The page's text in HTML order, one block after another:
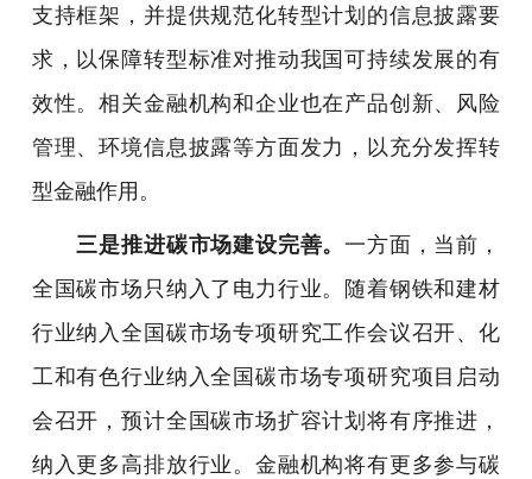
支持框架，并提供规范化转型计划的信息披露要
求，以保障转型标准对推动我国可持续发展的有
效性。相关金融机构和企业也在产品创新、风险
管理、环境信息披露等方面发力，以充分发挥转
型金融作用。
三是推进碳市场建设完善。一方面，当前，
全国碳市场只纳入了电力行业。随着钢铁和建材
行业纳入全国碳市场专项研究工作会议召开、化
工和有色行业纳入全国碳市场专项研究项目启动
会召开，预计全国碳市场扩容计划将有序推进，
纳入更多高排放行业。金融机构将有更多参与碳